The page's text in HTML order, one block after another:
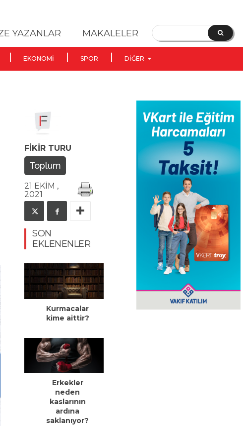
YAZANLAR MAKALELER
EKONOMI SPOR DIĞER
FIKIR TURU
Toplum
21 EKIM ,
2021
SON
EKLENENLER
Kurmacalar
kime aittir?
Erkekler
neden
kaslarının
ardına
saklanıyor?